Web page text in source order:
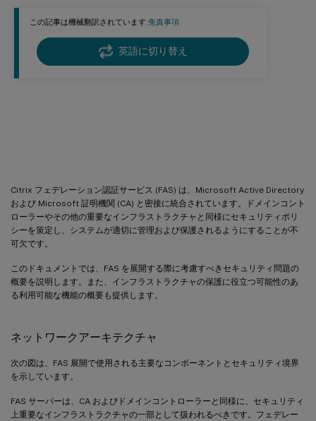
この記事は機械翻訳されています.免責事項
英語に切り替え
Citrix フェデレーション認証サービス (FAS) は、Microsoft Active Directory
および Microsoft 証明機関 (CA) と密接に統合されています。ドメインコント
ローラーやその他の重要なインフラストラクチャと同様にセキュリティポリ
シーを策定し、システムが適切に管理および保護されるようにすることが不
可欠です。
このドキュメントでは、FAS を展開する際に考慮すべきセキュリティ問題の
概要を説明します。また、インフラストラクチャの保護に役立つ可能性のあ
る利用可能な機能の概要も提供します。
ネットワークアーキテクチャ
次の図は、FAS 展開で使用される主要なコンポーネントとセキュリティ境界
を示しています。
FAS サーバーは、CA およびドメインコントローラーと同様に、セキュリティ
上重要なインフラストラクチャの一部として扱われるべきです。フェデレー
FAS管理
ゼナップ、ゼンデスクトップ、およびVDA管理者
一般的なWindowsサーバーのセキュリティ